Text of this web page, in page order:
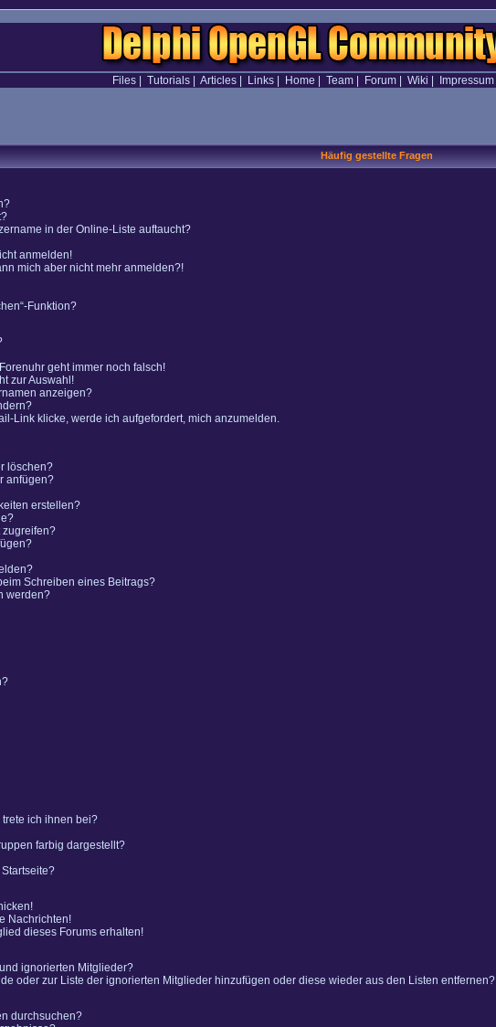
Files| Tutorials| Articles| Links| Home Team| Forum| Wiki Impressum
Häufig gestellte Fragen
in der Online-Liste auftaucht?
anmelden!
mich aber nicht mehr anmelden?!
Funktion?
geht immer noch falsch!
zur Auswahl!
anzeigen?
Link klicke, werde ich aufgefordert, mich anzumelden.
löschen?
anfügen?
erstellen?
zugreifen?
Schreiben eines Beitrags?
werden?
ich ihnen bei?
farbig dargestellt?
Startseite?
Nachrichten!
dieses Forums erhalten!
ignorierten Mitglieder?
oder zur Liste der ignorierten Mitglieder hinzufügen oder diese wieder aus den Listen entfernen?
durchsuchen?